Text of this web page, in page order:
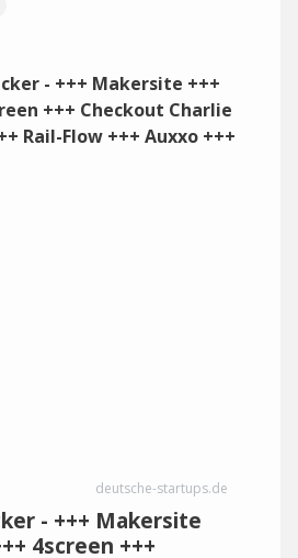
deutsche-startups.de
- +++ Makersite
4screen +++